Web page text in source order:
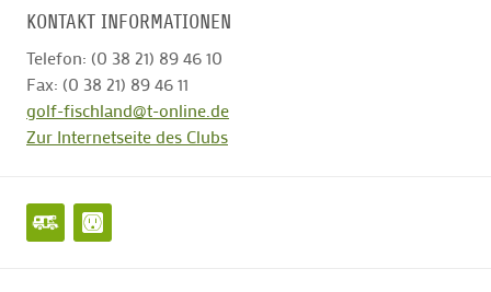
KONTAKT INFORMATIONEN
Telefon: (0 38 21) 89 46 10
Fax: (0 38 21) 89 46 11
golf-fischland@t-online.de
Zur Internetseite des Clubs